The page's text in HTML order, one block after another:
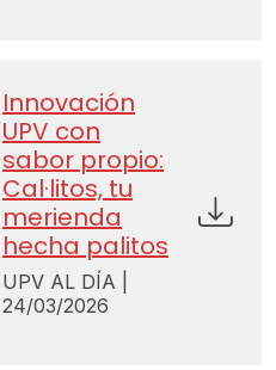
Innovación
UPV con
sabor propio:
Cal·litos, tu
merienda
hecha palitos
UPV AL DÍA |
24/03/2026